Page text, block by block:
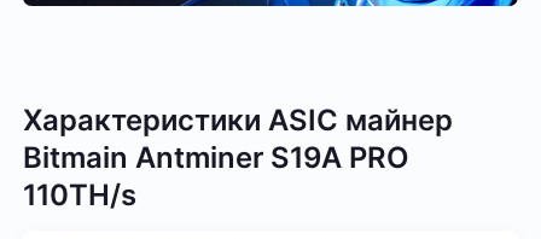
Характеристики ASIC майнер
Bitmain Antminer S19A PRO
110TH/s